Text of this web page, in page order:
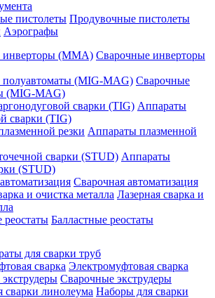
Продувочные пистолеты
Аэрографы
Сварочные инверторы
Сварочные
(MIG-MAG)
Аппараты
сварки (TIG)
Аппараты плазменной
Аппараты
(STUD)
Сварочная автоматизация
Лазерная сварка и
Балластные реостаты
для сварки труб
Электромуфтовая сварка
Сварочные экструдеры
Наборы для сварки